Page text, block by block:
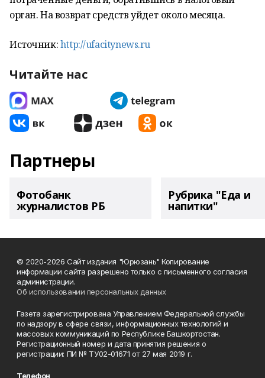
орган. На возврат средств уйдет около месяца.
Источник:http://ufacitynews.ru
Читайте нас
Партнеры
Фотобанк
журналистов РБ
Рубрика "Еда и
напитки"
© 2020-2026 Сайт издания "Юрюзань" Копирование
информации сайта разрешено только с письменного согласия
администрации.
Об использовании персональных данных
Газета зарегистрирована Управлением Федеральной службы
по надзору в сфере связи, информационных технологий и
массовых коммуникаций по Республике Башкортостан.
Регистрационный номер и дата принятия решения о
регистрации: ПИ № ТУ02-01671 от 27 мая 2019 г.
Телефон